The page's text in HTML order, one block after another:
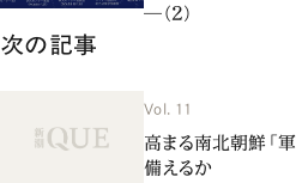
―（2）
次の記事
Vol. 11
高まる南北朝鮮「
備えるか